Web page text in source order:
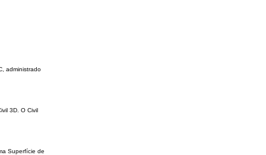
administrado
3D. O Civil
Superfície de